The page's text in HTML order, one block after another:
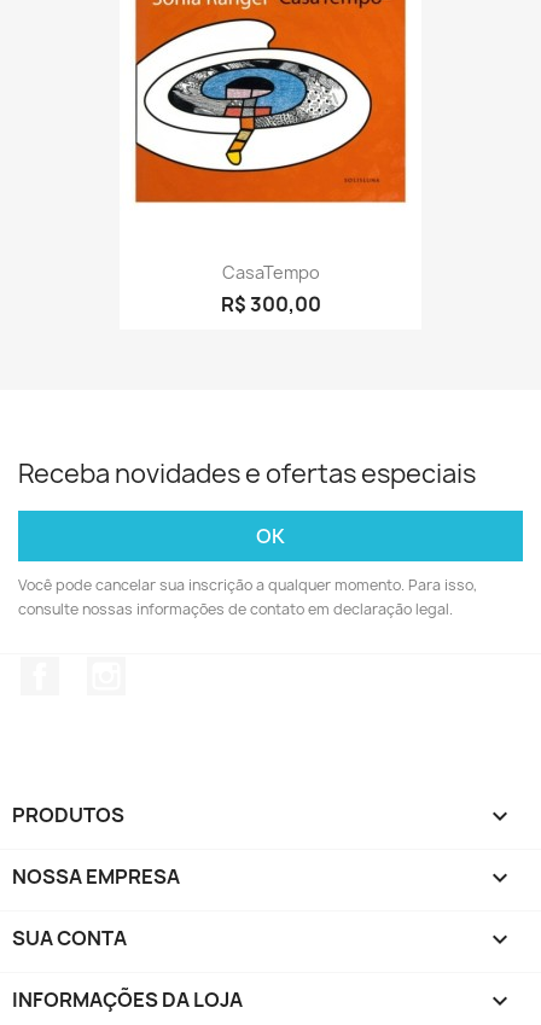
CasaTempo
R$ 300,00
Receba novidades e ofertas especiais
Você pode cancelar sua inscrição a qualquer momento. Para isso,
consulte nossas informações de contato em declaração legal.
PRODUTOS 
NOSSA EMPRESA 
SUA CONTA 
INFORMAÇÕES DA LOJA keyboard_arrow_down